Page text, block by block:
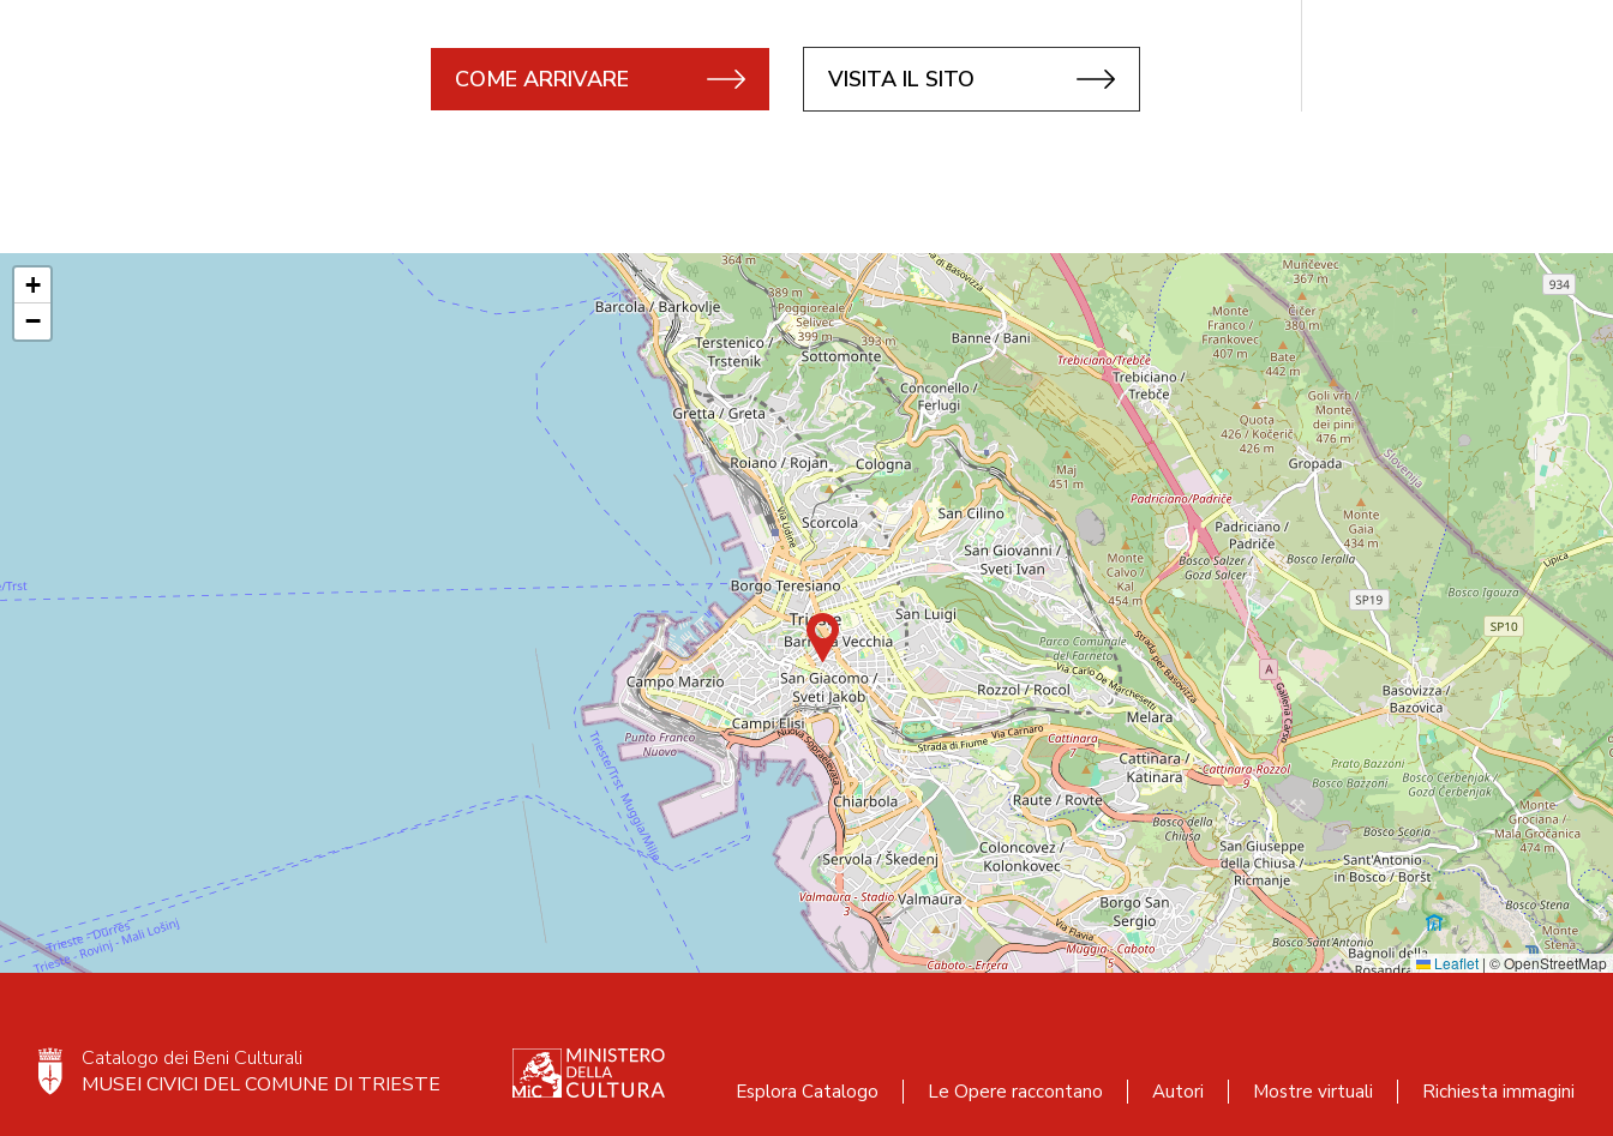
COME ARRIVARE VISITA IL SITO
+
−
Leaflet | © OpenStreetMap
Catalogo dei Beni Culturali
MUSEI CIVICI DEL COMUNE DI TRIESTE
Esplora Catalogo Le Opere raccontano Autori Mostre virtuali Richiesta immagini